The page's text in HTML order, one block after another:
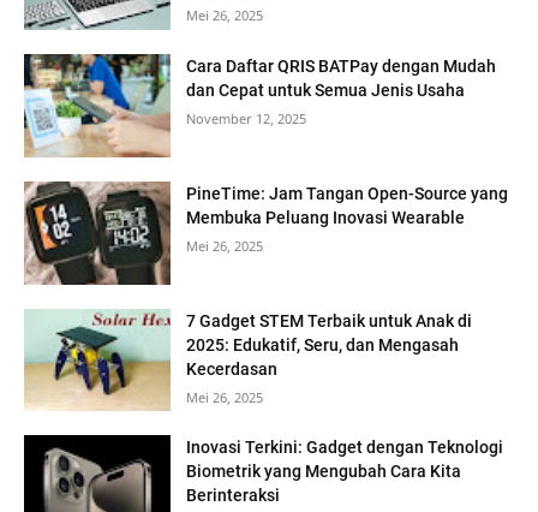
Mei 26, 2025
Cara Daftar QRIS BATPay dengan Mudah
dan Cepat untuk Semua Jenis Usaha
November 12, 2025
PineTime: Jam Tangan Open-Source yang
Membuka Peluang Inovasi Wearable
Mei 26, 2025
7 Gadget STEM Terbaik untuk Anak di
2025: Edukatif, Seru, dan Mengasah
Kecerdasan
Mei 26, 2025
Inovasi Terkini: Gadget dengan Teknologi
Biometrik yang Mengubah Cara Kita
Berinteraksi